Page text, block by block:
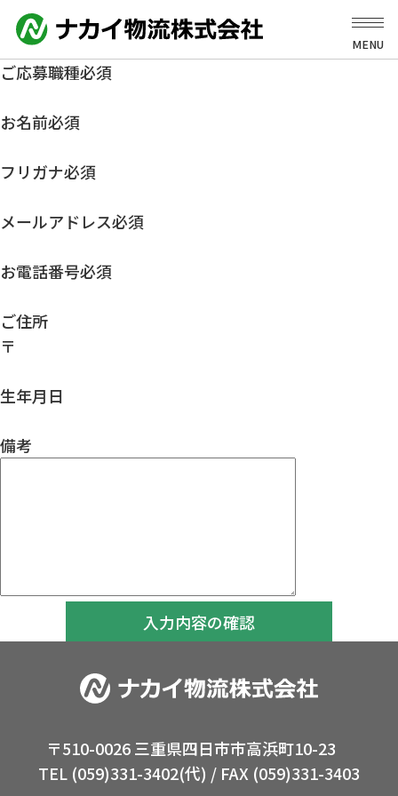
MENU
ご応募職種必須
お名前必須
フリガナ必須
メールアドレス必須
お電話番号必須
ご住所
〒
生年月日
備考
〒510-0026 三重県四日市市高浜町10-23
TEL (059)331-3402(代) / FAX (059)331-3403